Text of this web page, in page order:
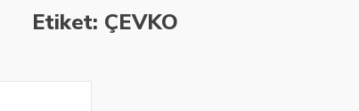
Etiket: ÇEVKO